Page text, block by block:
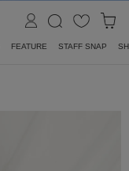
FEATURE STAFF SNAP